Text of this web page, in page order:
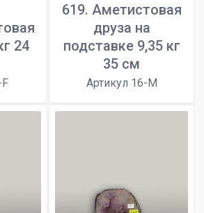
24
619. Аметистовая
друза на
подставке 9,35 кг
35 см
Артикул 16-M